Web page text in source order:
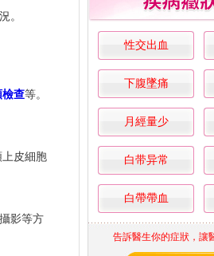
。
檢查等。
皮細胞
影等方
性交出血
下腹墜痛
月經量少
白带异常
白帶帶血
告訴醫生你的症狀，讓